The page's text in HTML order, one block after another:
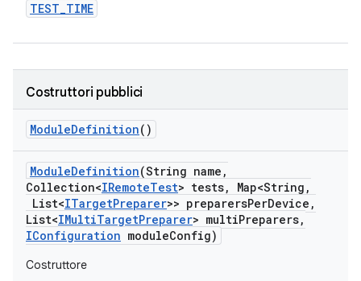
TEST_TIME
Costruttori pubblici
ModuleDefinition()
ModuleDefinition(String name ,
Collection<IRemoteTest> tests, Map<String ,
List<ITargetPreparer>> preparersPerDevice ,
List<IMultiTargetPreparer> multiPreparers,
IConfiguration moduleConfig)
Costruttore